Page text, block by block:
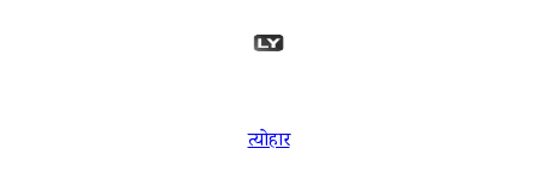
त्योहार